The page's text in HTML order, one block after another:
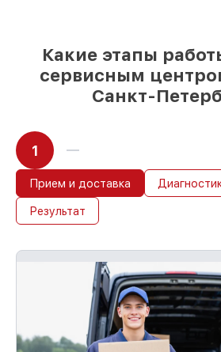
Какие этапы
сервисным
Санкт-
1
Прием и доставка
Результат